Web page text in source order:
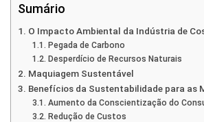
Sumário
O Impacto Ambiental da Indústria de
Pegada de Carbono
Desperdício de Recursos Naturais
Maquiagem Sustentável
Benefícios da Sustentabilidade para as
Aumento da Conscientização do
Redução de Custos